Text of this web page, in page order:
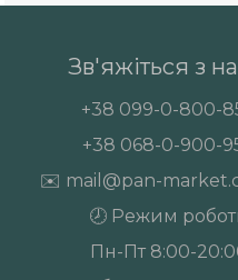
Зв'яжіться з
+38 099-0-800-
+38 068-0-900-
✉️ mail@pan-
🕗 Режим
Пн-Пт 8:00-